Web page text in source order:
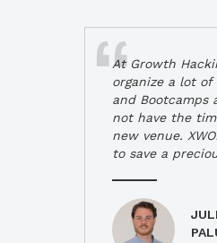
At Growth
organize a lot of
and Bootcamps
not have the
new venue.
to save a